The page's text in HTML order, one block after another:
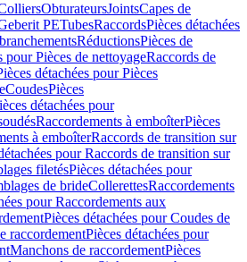
ObturateursJointsCapes de
PETubesRaccordsPièces détachées
RéductionsPièces de
pour Pièces de nettoyageRaccords de
détachées pour Pièces
CoudesPièces
détachées pour
Raccordements à emboîterPièces
à emboîterRaccords de transition sur
pour Raccords de transition sur
filetésPièces détachées pour
de brideCollerettesRaccordements
pour Raccordements aux
Pièces détachées pour Coudes de
raccordementPièces détachées pour
Manchons de raccordementPièces